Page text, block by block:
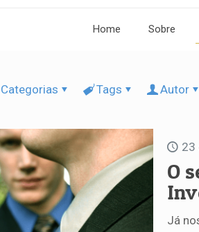
Home Sobre
Categorias Tags Autor
23
O
Já